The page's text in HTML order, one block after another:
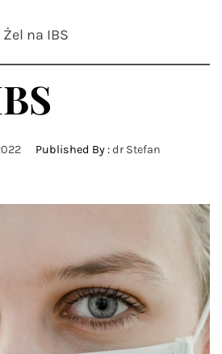
Żel na IBS
Published By :dr Stefan